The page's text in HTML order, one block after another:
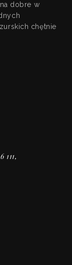
dobre w
chętnie
111,